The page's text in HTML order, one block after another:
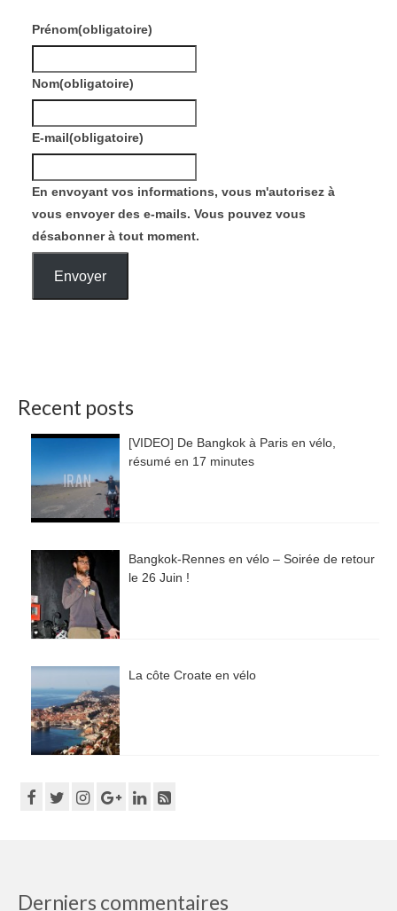
Prénom(obligatoire)
Nom(obligatoire)
E-mail(obligatoire)
En envoyant vos informations, vous m'autorisez à
vous envoyer des e-mails. Vous pouvez vous
désabonner à tout moment.
Envoyer
Recent posts
[VIDEO] De Bangkok à Paris en vélo,
résumé en 17 minutes
Bangkok-Rennes en vélo – Soirée de retour
le 26 Juin !
La côte Croate en vélo
Derniers commentaires